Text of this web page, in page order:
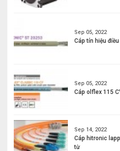
Sep 05, 2022
Cáp tín hiệu
Sep 05, 2022
Cáp olflex 115
Sep 14, 2022
Cáp hitronic
từ